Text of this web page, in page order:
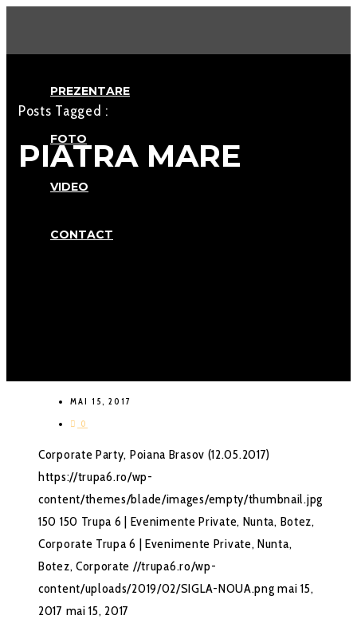
PREZENTARE
FOTO
VIDEO
CONTACT
Posts Tagged :
PIATRA MARE
MAI 15, 2017
0
Corporate Party, Poiana Brasov (12.05.2017)
https://trupa6.ro/wp-
content/themes/blade/images/empty/thumbnail.jpg
150 150 Trupa 6 | Evenimente Private, Nunta, Botez,
Corporate Trupa 6 | Evenimente Private, Nunta,
Botez, Corporate //trupa6.ro/wp-
content/uploads/2019/02/SIGLA-NOUA.png mai 15,
2017 mai 15, 2017